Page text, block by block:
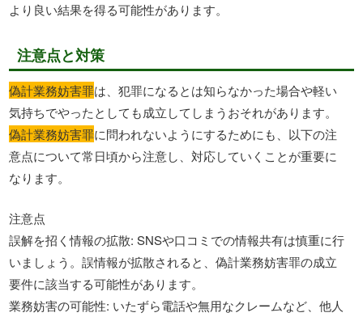
より良い結果を得る可能性があります。
注意点と対策
偽計業務妨害罪は、犯罪になるとは知らなかった場合や軽い
気持ちでやったとしても成立してしまうおそれがあります。
偽計業務妨害罪に問われないようにするためにも、以下の注
意点について常日頃から注意し、対応していくことが重要に
なります。
注意点
誤解を招く情報の拡散: SNSや口コミでの情報共有は慎重に行
いましょう。誤情報が拡散されると、偽計業務妨害罪の成立
要件に該当する可能性があります。
業務妨害の可能性: いたずら電話や無用なクレームなど、他人